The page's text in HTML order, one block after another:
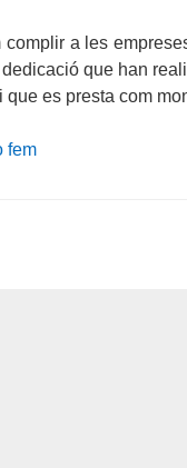
a les
que han
es presta com